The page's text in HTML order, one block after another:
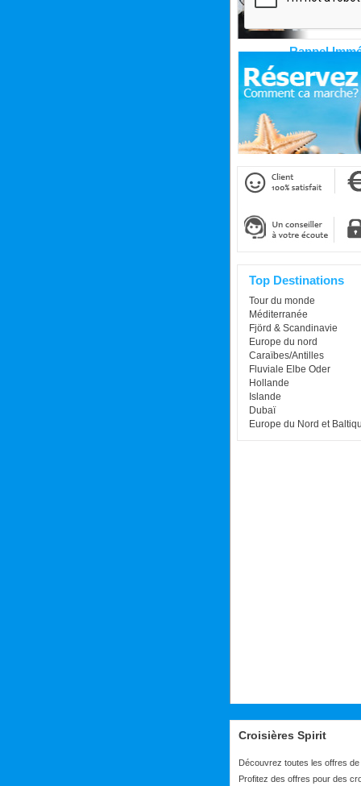
Rappel
Top Destinations
Tour du monde
Méditerranée
Fjörd & Scandinavie
Europe du nord
Caraïbes/Antilles
Fluviale Elbe Oder
Hollande
Islande
Dubaï
Europe du Nord et
Croisières Spirit
Découvrez toutes les offres
Profitez des offres pour des